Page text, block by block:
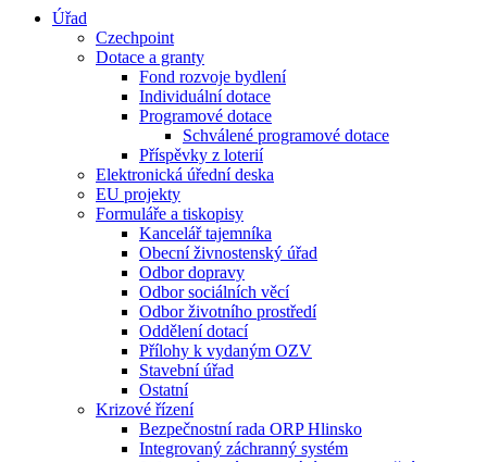
Úřad
Czechpoint
Dotace a granty
Fond rozvoje bydlení
Individuální dotace
Programové dotace
Schválené programové dotace
Příspěvky z loterií
Elektronická úřední deska
EU projekty
Formuláře a tiskopisy
Kancelář tajemníka
Obecní živnostenský úřad
Odbor dopravy
Odbor sociálních věcí
Odbor životního prostředí
Oddělení dotací
Přílohy k vydaným OZV
Stavební úřad
Ostatní
Krizové řízení
Bezpečnostní rada ORP Hlinsko
Integrovaný záchranný systém